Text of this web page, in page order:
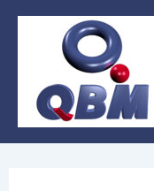
Navegación